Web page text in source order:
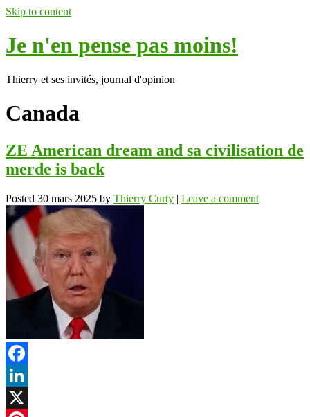
Skip to content
Je n'en pense pas moins!
Thierry et ses invités, journal d'opinion
Canada
ZE American dream and sa civilisation de
merde is back
Posted 30 mars 2025 by Thierry Curty | Leave a comment
Facebook
LinkedIn